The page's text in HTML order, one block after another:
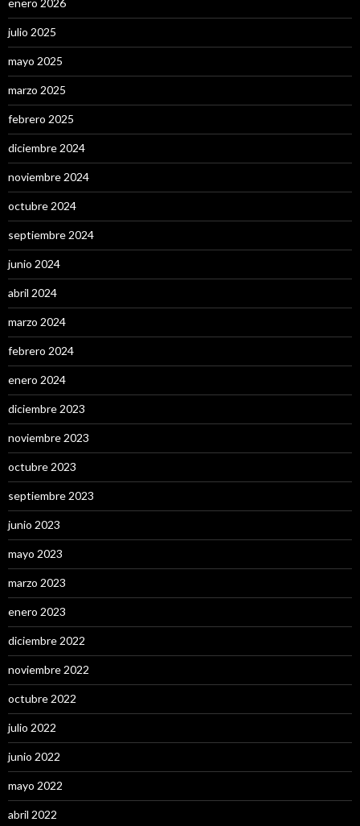
enero 2026
julio 2025
mayo 2025
marzo 2025
febrero 2025
diciembre 2024
noviembre 2024
octubre 2024
septiembre 2024
junio 2024
abril 2024
marzo 2024
febrero 2024
enero 2024
diciembre 2023
noviembre 2023
octubre 2023
septiembre 2023
junio 2023
mayo 2023
marzo 2023
enero 2023
diciembre 2022
noviembre 2022
octubre 2022
julio 2022
junio 2022
mayo 2022
abril 2022